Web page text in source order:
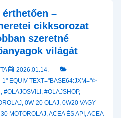
–
cikksorozat
szeretné
világát
2026.01.14.
EQUIV-TEXT="BASE64:JXM="/>
, #OLAJOSVILI , #OLAJSHOP,
, 0W-20 OLAJ, 0W20 VAGY
MOTOROLAJ,ACEA ÉS API ,ACEA